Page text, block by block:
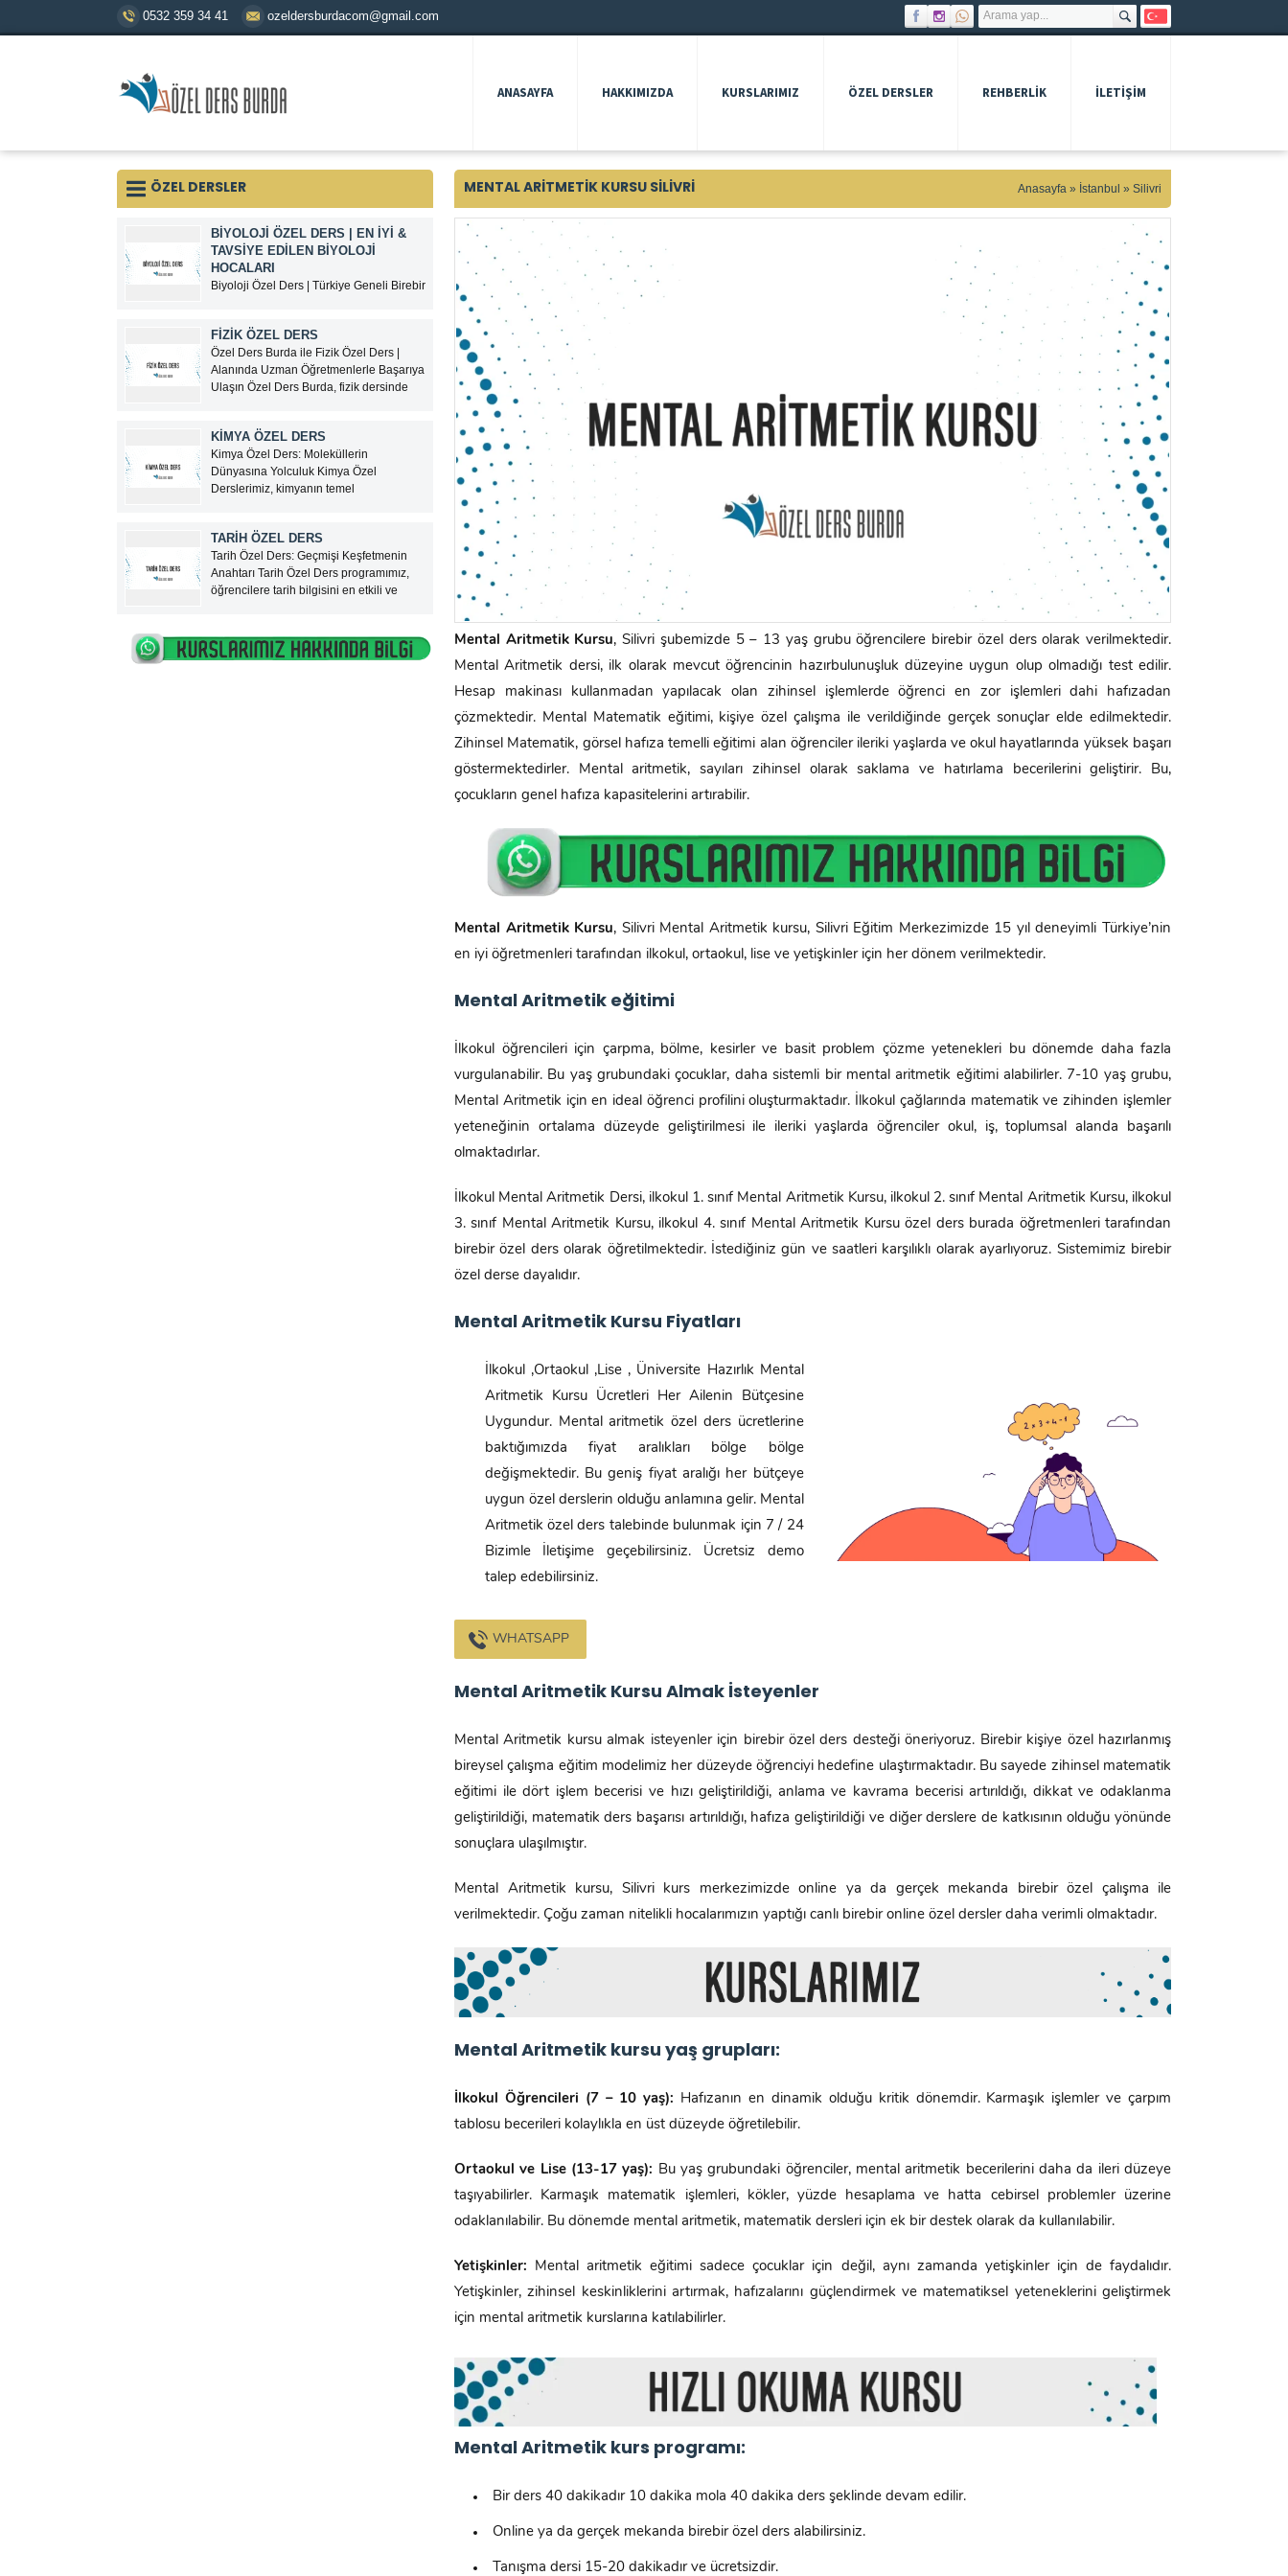
0532 359 34 41 ozeldersburdacom@gmail.com
ANASAYFA HAKKIMIZDA KURSLARIMIZ ÖZEL DERSLER REHBERLIK İLETİŞİM
MENTAL ARITMETIK KURSU SILIVRI Anasayfa » İstanbul » Silivri
Mental Aritmetik Kursu, Silivri şubemizde 5 – 13 yaş grubu öğrencilere birebir özel ders olarak verilmektedir.
Mental Aritmetik dersi, ilk olarak mevcut öğrencinin hazırbulunuşluk düzeyine uygun olup olmadığı test edilir.
Hesap makinası kullanmadan yapılacak olan zihinsel işlemlerde öğrenci en zor işlemleri dahi hafızadan
çözmektedir. Mental Matematik eğitimi, kişiye özel çalışma ile verildiğinde gerçek sonuçlar elde edilmektedir.
Zihinsel Matematik, görsel hafıza temelli eğitimi alan öğrenciler ileriki yaşlarda ve okul hayatlarında yüksek başarı
göstermektedirler. Mental aritmetik, sayıları zihinsel olarak saklama ve hatırlama becerilerini geliştirir. Bu,
çocukların genel hafıza kapasitelerini artırabilir.
Mental Aritmetik Kursu, Silivri Mental Aritmetik kursu, Silivri Eğitim Merkezimizde 15 yıl deneyimli Türkiye’nin
en iyi öğretmenleri tarafından ilkokul, ortaokul, lise ve yetişkinler için her dönem verilmektedir.
Mental Aritmetik eğitimi
İlkokul öğrencileri için çarpma, bölme, kesirler ve basit problem çözme yetenekleri bu dönemde daha fazla
vurgulanabilir. Bu yaş grubundaki çocuklar, daha sistemli bir mental aritmetik eğitimi alabilirler. 7-10 yaş grubu,
Mental Aritmetik için en ideal öğrenci profilini oluşturmaktadır. İlkokul çağlarında matematik ve zihinden işlemler
yeteneğinin ortalama düzeyde geliştirilmesi ile ileriki yaşlarda öğrenciler okul, iş, toplumsal alanda başarılı
olmaktadırlar.
İlkokul Mental Aritmetik Dersi, ilkokul 1. sınıf Mental Aritmetik Kursu, ilkokul 2. sınıf Mental Aritmetik Kursu, ilkokul
3. sınıf Mental Aritmetik Kursu, ilkokul 4. sınıf Mental Aritmetik Kursu özel ders burada öğretmenleri tarafından
birebir özel ders olarak öğretilmektedir. İstediğiniz gün ve saatleri karşılıklı olarak ayarlıyoruz. Sistemimiz birebir
özel derse dayalıdır.
Mental Aritmetik Kursu Fiyatları
İlkokul ,Ortaokul ,Lise , Üniversite Hazırlık Mental
Aritmetik Kursu Ücretleri Her Ailenin Bütçesine
Uygundur. Mental aritmetik özel ders ücretlerine
baktığımızda fiyat aralıkları bölge bölge
değişmektedir. Bu geniş fiyat aralığı her bütçeye
uygun özel derslerin olduğu anlamına gelir. Mental
Aritmetik özel ders talebinde bulunmak için 7 / 24
Bizimle İletişime geçebilirsiniz. Ücretsiz demo
talep edebilirsiniz.
WHATSAPP
Mental Aritmetik Kursu Almak İsteyenler
Mental Aritmetik kursu almak isteyenler için birebir özel ders desteği öneriyoruz. Birebir kişiye özel hazırlanmış
bireysel çalışma eğitim modelimiz her düzeyde öğrenciyi hedefine ulaştırmaktadır. Bu sayede zihinsel matematik
eğitimi ile dört işlem becerisi ve hızı geliştirildiği, anlama ve kavrama becerisi artırıldığı, dikkat ve odaklanma
geliştirildiği, matematik ders başarısı artırıldığı, hafıza geliştirildiği ve diğer derslere de katkısının olduğu yönünde
sonuçlara ulaşılmıştır.
Mental Aritmetik kursu, Silivri kurs merkezimizde online ya da gerçek mekanda birebir özel çalışma ile
verilmektedir. Çoğu zaman nitelikli hocalarımızın yaptığı canlı birebir online özel dersler daha verimli olmaktadır.
Mental Aritmetik kursu yaş grupları:
İlkokul Öğrencileri (7 – 10 yaş): Hafızanın en dinamik olduğu kritik dönemdir. Karmaşık işlemler ve çarpım
tablosu becerileri kolaylıkla en üst düzeyde öğretilebilir.
Ortaokul ve Lise (13-17 yaş): Bu yaş grubundaki öğrenciler, mental aritmetik becerilerini daha da ileri düzeye
taşıyabilirler. Karmaşık matematik işlemleri, kökler, yüzde hesaplama ve hatta cebirsel problemler üzerine
odaklanılabilir. Bu dönemde mental aritmetik, matematik dersleri için ek bir destek olarak da kullanılabilir.
Yetişkinler: Mental aritmetik eğitimi sadece çocuklar için değil, aynı zamanda yetişkinler için de faydalıdır.
Yetişkinler, zihinsel keskinliklerini artırmak, hafızalarını güçlendirmek ve matematiksel yeteneklerini geliştirmek
için mental aritmetik kurslarına katılabilirler.
Mental Aritmetik kurs programı:
Bir ders 40 dakikadır 10 dakika mola 40 dakika ders şeklinde devam edilir.
Online ya da gerçek mekanda birebir özel ders alabilirsiniz.
Tanışma dersi 15-20 dakikadır ve ücretsizdir.
ÖZEL DERSLER
BİYOLOJİ ÖZEL DERS | EN İYI &
TAVSIYE EDILEN BIYOLOJI
HOCALARI
Biyoloji Özel Ders | Türkiye Geneli Birebir
üniversite hazırlık süreçlerinde
öğrencilerin en çok zorlandığı derslerden
biridir.Ezbere dayalı gibi görünen ancak
yorum, analiz ve konu bütünlüğü
FİZİK ÖZEL DERS
Özel Ders Burda ile Fizik Özel Ders |
Alanında Uzman Öğretmenlerle Başarıya
Ulaşın Özel Ders Burda, fizik dersinde
hizmeti sunan, Türkiye genelinde
güvenilir bir özel ders platformudur.
Google ve sosyal...
KİMYA ÖZEL DERS
Kimya Özel Ders: Moleküllerin
Dünyasına Yolculuk Kimya Özel
Derslerimiz, kimyanın temel
öğrencilere derinlemesine bir öğrenim
fırsatı sunuyor. Türkiye’nin en tecrübeli
kimya öğretmenleri eşliğinde sunulan bu
eğitim programı, lise ve üniversite hazırlık
TARİH ÖZEL DERS
Tarih Özel Ders: Geçmişi Keşfetmenin
Anahtarı Tarih Özel Ders programımız,
öğrencilere tarih bilgisini en etkili ve
tarafından verilen birebir bir eğitim
sürecidir. İlköğretimden liseye, üniversite